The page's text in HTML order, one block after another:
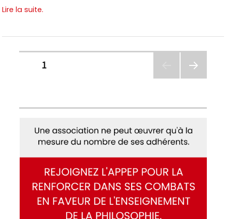
Lire la suite.
Pagination
publications
PAGE1